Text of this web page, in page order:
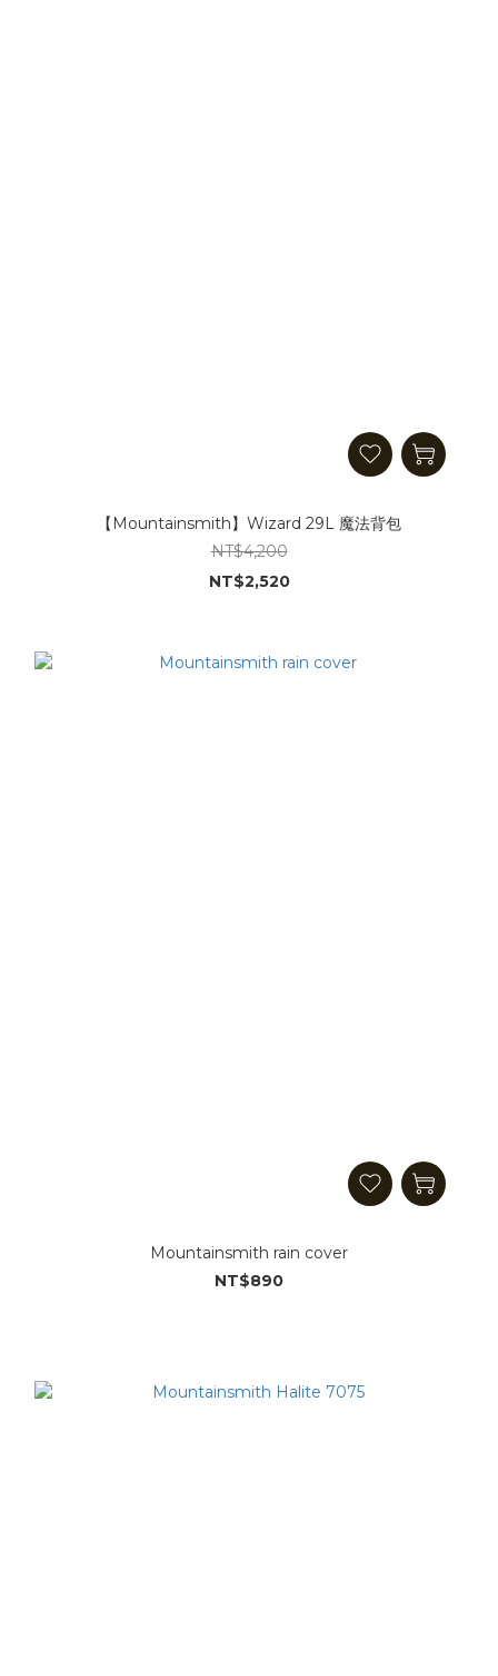
【Mountainsmith】Wizard 29L 魔法背包
NT$4,200
NT$2,520
Mountainsmith rain cover
NT$890